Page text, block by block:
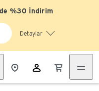
%30 İndirim
Detaylar